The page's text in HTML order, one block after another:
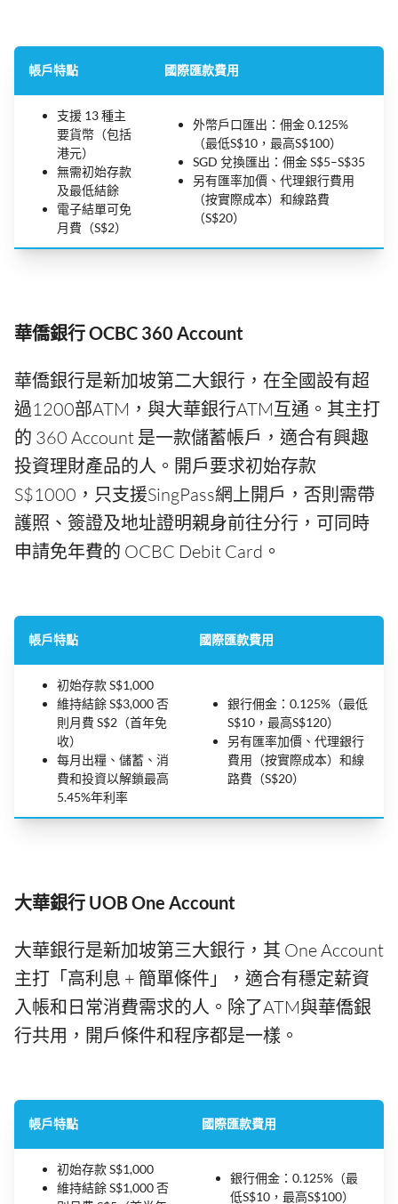
帳戶特點 國際匯款費用
支援 13 種主
要貨幣（包括
港元）
無需初始存款
及最低結餘
電子結單可免
月費（S$2）
外幣戶口匯出：佣金 0.125%
（最低S$10，最高S$100）
SGD 兌換匯出：佣金 S$5–S$35
另有匯率加價、代理銀行費用
（按實際成本）和線路費
（S$20）
華僑銀行 OCBC 360 Account
華僑銀行是新加坡第二大銀行，在全國設有超
過1200部ATM，與大華銀行ATM互通。其主打
的 360 Account 是一款儲蓄帳戶，適合有興趣
投資理財產品的人。開戶要求初始存款
S$1000，只支援SingPass網上開戶，否則需帶
護照、簽證及地址證明親身前往分行，可同時
申請免年費的 OCBC Debit Card。
帳戶特點 國際匯款費用
初始存款 S$1,000
維持結餘 S$3,000 否
則月費 S$2（首年免
收）
每月出糧、儲蓄、消
費和投資以解鎖最高
5.45%年利率
銀行佣金：0.125%（最低
S$10，最高S$120）
另有匯率加價、代理銀行
費用（按實際成本）和線
路費（S$20）
大華銀行 UOB One Account
大華銀行是新加坡第三大銀行，其 One Account
主打「高利息 + 簡單條件」，適合有穩定薪資
入帳和日常消費需求的人。除了ATM與華僑銀
行共用，開戶條件和程序都是一樣。
帳戶特點 國際匯款費用
初始存款 S$1,000
維持結餘 S$1,000 否
銀行佣金：0.125%（最
低S$10，最高S$100）